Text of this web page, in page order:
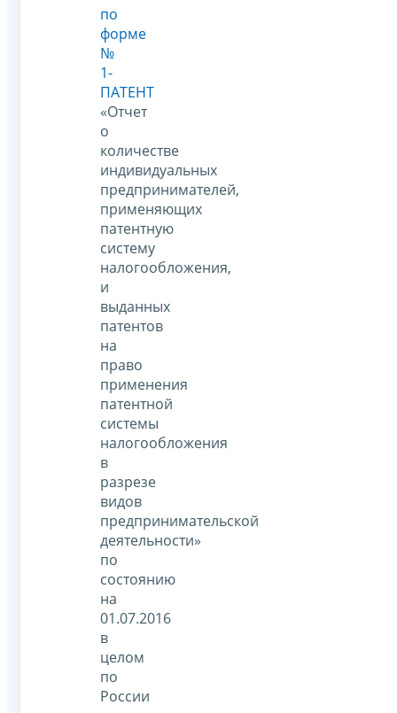
по
форме
№
1-
ПАТЕНТ
«Отчет
о
количестве
индивидуальных
предпринимателей,
применяющих
патентную
систему
налогообложения,
и
выданных
патентов
на
право
применения
патентной
системы
налогообложения
в
разрезе
видов
предпринимательской
деятельности»
по
состоянию
на
01.07.2016
в
целом
по
России